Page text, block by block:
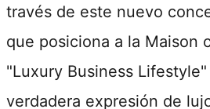
través de este nuevo
que posiciona a la Maison
"Luxury Business
verdadera expresión de